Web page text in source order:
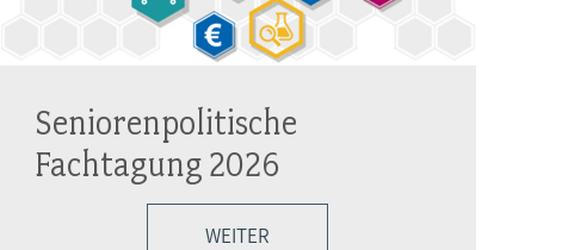
Seniorenpolitische
Fachtagung 2026
WEITER